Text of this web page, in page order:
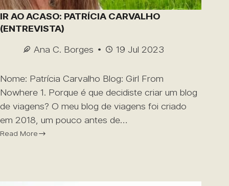
IR AO ACASO: PATRÍCIA CARVALHO
(ENTREVISTA)
Ana C. Borges
19 Jul 2023
Nome: Patrícia Carvalho Blog: Girl From
Nowhere 1. Porque é que decidiste criar um blog
de viagens? O meu blog de viagens foi criado
em 2018, um pouco antes de…
Read More